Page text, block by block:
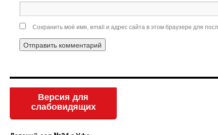
Сохранить моё имя, email и адрес сайта в этом браузере для
Версия для
слабовидящих